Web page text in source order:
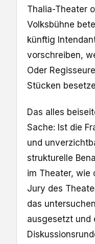
Thalia-Theater
Volksbühne
künftig
vorschreiben,
Oder
Stücken
Das alles
Sache: Ist die
und
strukturelle
im Theater, wie
Jury des
das
ausgesetzt und